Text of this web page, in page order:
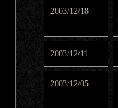
2003/12/18
2003/12/11
2003/12/05